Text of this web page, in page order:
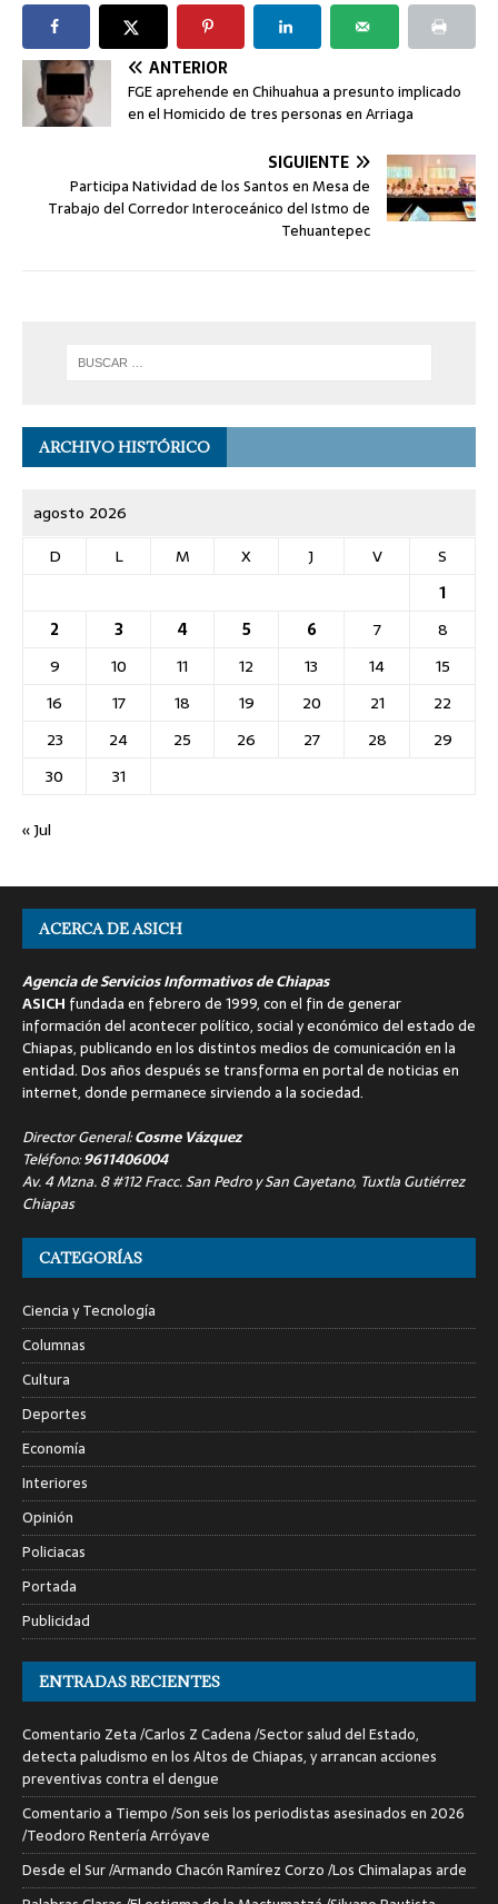
ANTERIOR
FGE aprehende en Chihuahua a presunto implicado
en el Homicido de tres personas en Arriaga
SIGUIENTE
Participa Natividad de los Santos en Mesa de
Trabajo del Corredor Interoceánico del Istmo de
Tehuantepec
ARCHIVO HISTÓRICO
agosto 2026
D
L M X J V
S
1
2
3 4 5 6 7
8
9
10 11 12 13 14
15
16
17 18 19 20 21
22
23
24 25 26 27 28
29
30
31
« Jul
ACERCA DE ASICH
Agencia de Servicios Informativos de Chiapas
ASICH fundada en febrero de 1999, con el fin de generar
información del acontecer político, social y económico del estado de
Chiapas, publicando en los distintos medios de comunicación en la
entidad. Dos años después se transforma en portal de noticias en
internet, donde permanece sirviendo a la sociedad.
Director General:Cosme Vázquez
Teléfono:9611406004
Av. 4 Mzna. 8 #112 Fracc. San Pedro y San Cayetano, Tuxtla Gutiérrez
Chiapas
CATEGORÍAS
Ciencia y Tecnología
Columnas
Cultura
Deportes
Economía
Interiores
Opinión
Policiacas
Portada
Publicidad
ENTRADAS RECIENTES
Comentario Zeta /Carlos Z Cadena /Sector salud del Estado,
detecta paludismo en los Altos de Chiapas, y arrancan acciones
preventivas contra el dengue
Comentario a Tiempo /Son seis los periodistas asesinados en 2026
/Teodoro Rentería Arróyave
Desde el Sur /Armando Chacón Ramírez Corzo /Los Chimalapas arde